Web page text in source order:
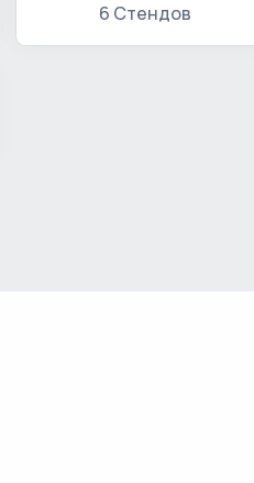
6 Стендов